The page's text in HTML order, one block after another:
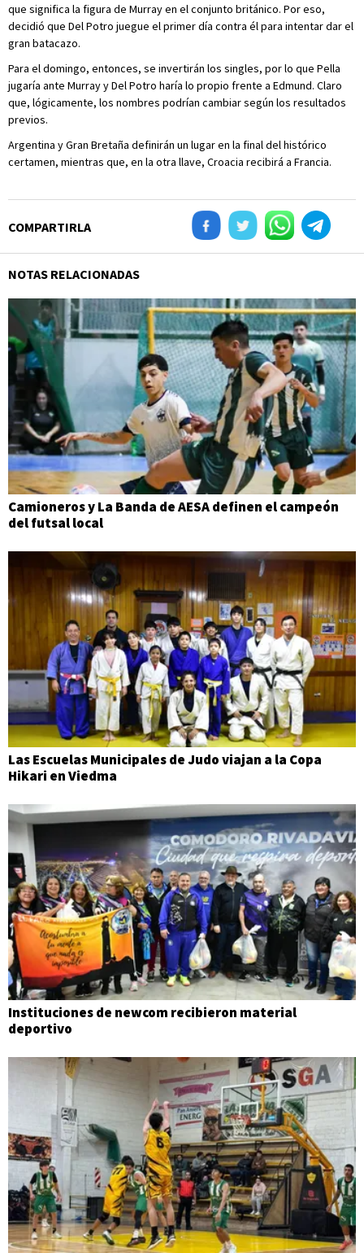
que significa la figura de Murray en el conjunto británico. Por eso,
decidió que Del Potro juegue el primer día contra él para intentar dar el
gran batacazo.
Para el domingo, entonces, se invertirán los singles, por lo que Pella
jugaría ante Murray y Del Potro haría lo propio frente a Edmund. Claro
que, lógicamente, los nombres podrían cambiar según los resultados
previos.
Argentina y Gran Bretaña definirán un lugar en la final del histórico
certamen, mientras que, en la otra llave, Croacia recibirá a Francia.
COMPARTIRLA
NOTAS RELACIONADAS
Camioneros y La Banda de AESA definen el campeón
del futsal local
Las Escuelas Municipales de Judo viajan a la Copa
Hikari en Viedma
Instituciones de newcom recibieron material
deportivo